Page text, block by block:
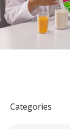
Categories